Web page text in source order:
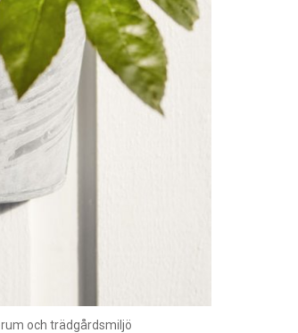
och trädgårdsmiljö